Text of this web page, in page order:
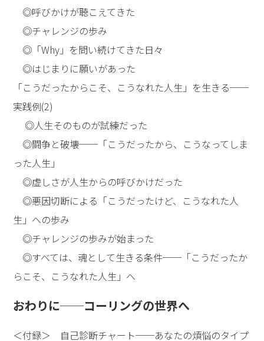
◎呼びかけが聴こえてきた
◎チャレンジの歩み
◎「Why」を問い続けてきた日々
◎はじまりに願いがあった
「こうだったからこそ、こうなれた人生」を生きる──
実践例(2)
◎人生そのものが試練だった
◎闘争と破壊──「こうだったから、こうなってしま
った人生」
◎虚しさが人生からの呼びかけだった
◎悪因切断による「こうだったけど、こうなれた人
生」への歩み
◎チャレンジの歩みが始まった
◎すべては、魂として生きる条件──「こうだったか
らこそ、こうなれた人生」へ
おわりに──コーリングの世界へ
＜付録＞ 自己診断チャート──あなたの煩悩のタイプ